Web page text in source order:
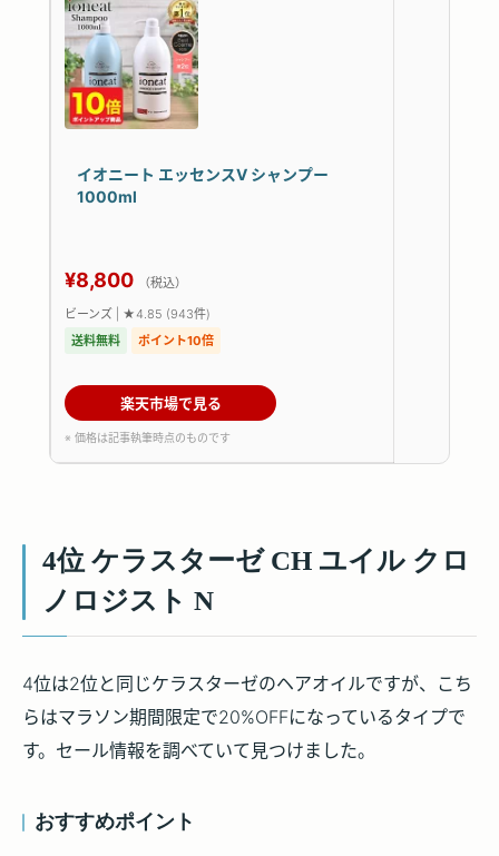
イオニート エッセンスV シャンプー
1000ml
¥8,800
（税込）
ビーンズ | ★4.85 (943件)
送料無料
ポイント10倍
楽天市場で見る
※ 価格は記事執筆時点のものです
4位 ケラスターゼ CH ユイル クロ
ノロジスト N
4位は2位と同じケラスターゼのヘアオイルですが、こち
らはマラソン期間限定で20%OFFになっているタイプで
す。セール情報を調べていて見つけました。
おすすめポイント